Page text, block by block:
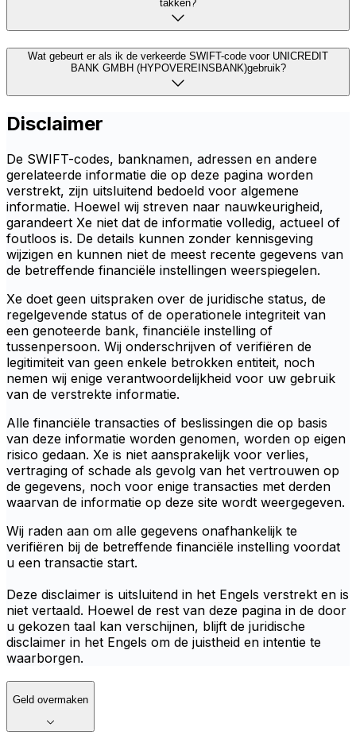
takken?
Wat gebeurt er als ik de verkeerde SWIFT-code voor UNICREDIT
BANK GMBH (HYPOVEREINSBANK)gebruik?
Disclaimer
De SWIFT-codes, banknamen, adressen en andere
gerelateerde informatie die op deze pagina worden
verstrekt, zijn uitsluitend bedoeld voor algemene
informatie. Hoewel wij streven naar nauwkeurigheid,
garandeert Xe niet dat de informatie volledig, actueel of
foutloos is. De details kunnen zonder kennisgeving
wijzigen en kunnen niet de meest recente gegevens van
de betreffende financiële instellingen weerspiegelen.
Xe doet geen uitspraken over de juridische status, de
regelgevende status of de operationele integriteit van
een genoteerde bank, financiële instelling of
tussenpersoon. Wij onderschrijven of verifiëren de
legitimiteit van geen enkele betrokken entiteit, noch
nemen wij enige verantwoordelijkheid voor uw gebruik
van de verstrekte informatie.
Alle financiële transacties of beslissingen die op basis
van deze informatie worden genomen, worden op eigen
risico gedaan. Xe is niet aansprakelijk voor verlies,
vertraging of schade als gevolg van het vertrouwen op
de gegevens, noch voor enige transacties met derden
waarvan de informatie op deze site wordt weergegeven.
Wij raden aan om alle gegevens onafhankelijk te
verifiëren bij de betreffende financiële instelling voordat
u een transactie start.
Deze disclaimer is uitsluitend in het Engels verstrekt en is
niet vertaald. Hoewel de rest van deze pagina in de door
u gekozen taal kan verschijnen, blijft de juridische
disclaimer in het Engels om de juistheid en intentie te
waarborgen.
Geld overmaken